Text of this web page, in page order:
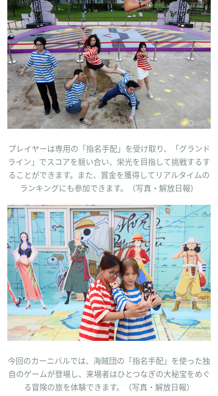
プレイヤーは専用の「指名手配」を受け取り、「グランド
ライン」でスコアを競い合い、栄光を目指して挑戦するす
ることができます。また、賞金を獲得してリアルタイムの
ランキングにも参加できます。（写真・解放日報）
今回のカーニバルでは、海賊団の「指名手配」を使った独
自のゲームが登場し、来場者はひとつなぎの大秘宝をめぐ
る冒険の旅を体験できます。（写真・解放日報）